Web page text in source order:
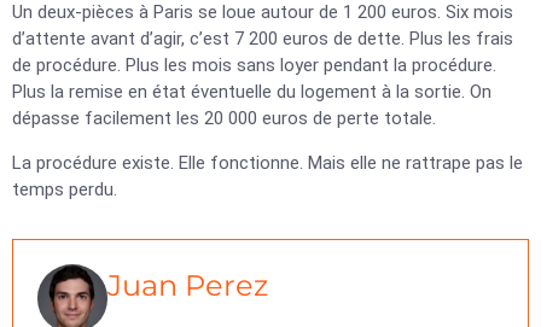
Un deux-pièces à Paris se loue autour de 1 200 euros. Six mois
d’attente avant d’agir, c’est 7 200 euros de dette. Plus les frais
de procédure. Plus les mois sans loyer pendant la procédure.
Plus la remise en état éventuelle du logement à la sortie. On
dépasse facilement les 20 000 euros de perte totale.
La procédure existe. Elle fonctionne. Mais elle ne rattrape pas le
temps perdu.
Juan Perez